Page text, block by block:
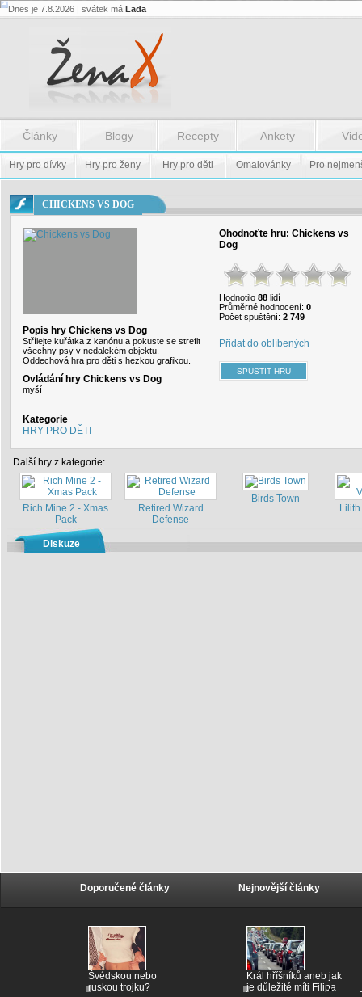
Flash.nazev
Flash.nazev
Dnes je 7.8.2026 | svátek má Lada
Články Blogy Recepty Ankety
Hry pro dívky Hry pro ženy Hry pro děti Omalovánky Pro
CHICKENS VS DOG
Popis hry Chickens vs Dog
Střílejte kuřátka z kanónu a pokuste se strefit
všechny psy v nedalekém objektu.
Oddechová hra pro děti s hezkou grafikou.
Ovládání hry Chickens vs Dog
myší
Kategorie
HRY PRO DĚTI
Ohodnoťte hru: Chickens vs
Dog
Hodnotilo 88 lidí
Průměrné hodnocení: 0
Počet spuštění: 2 749
Přidat do oblíbených
Další hry z kategorie:
Rich Mine 2 - Xmas
Pack
Retired Wizard
Defense
Birds Town
Diskuze
Doporučené články
Švédskou nebo
ruskou trojku?
Nejnovější články
Král hříšníků aneb jak
je důležité míti Filipa